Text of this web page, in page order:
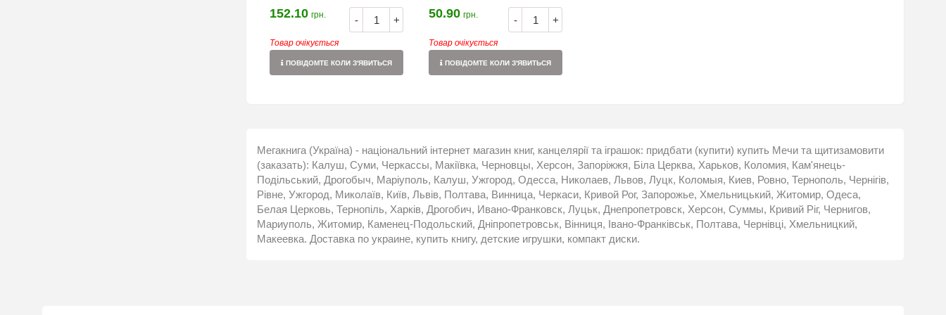
Мегакнига (Україна) - національний інтернет магазин книг, канцелярії та іграшок: придбати (купити) купить Мечи та щитизамовити
(заказать): Калуш, Суми, Черкассы, Макіївка, Черновцы, Херсон, Запоріжжя, Біла Церква, Харьков, Коломия, Кам'янець-
Подільський, Дрогобыч, Маріуполь, Калуш, Ужгород, Одесса, Николаев, Львов, Луцк, Коломыя, Киев, Ровно, Тернополь, Чернігів,
Рівне, Ужгород, Миколаїв, Київ, Львів, Полтава, Винница, Черкаси, Кривой Рог, Запорожье, Хмельницький, Житомир, Одеса,
Белая Церковь, Тернопіль, Харків, Дрогобич, Ивано-Франковск, Луцьк, Днепропетровск, Херсон, Суммы, Кривий Ріг, Чернигов,
Мариуполь, Житомир, Каменец-Подольский, Дніпропетровськ, Вінниця, Івано-Франківськ, Полтава, Чернівці, Хмельницкий,
Макеевка. Доставка по украине, купить книгу, детские игрушки, компакт диски.
- +
152.10 грн.
Товар очікується
ПОВІДОМТЕ КОЛИ З'ЯВИТЬСЯ
- +
50.90 грн.
Товар очікується
ПОВІДОМТЕ КОЛИ З'ЯВИТЬСЯ